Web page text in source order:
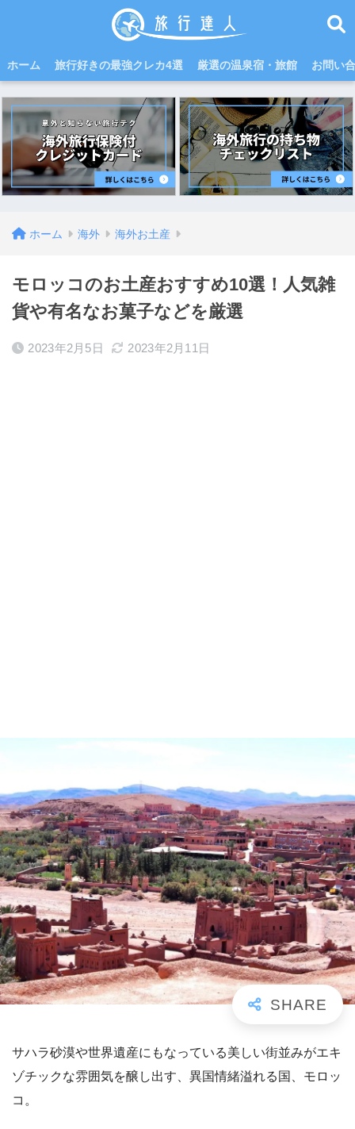
ホーム 旅行好きの最強クレカ4選 厳選の温泉宿・旅館 お問い
ホーム 海外 海外お土産
モロッコのお土産おすすめ10選！人気雑
貨や有名なお菓子などを厳選
2023年2月5日 2023年2月11日
サハラ砂漠や世界遺産にもなっている美しい街並みがエキ
ゾチックな雰囲気を醸し出す、異国情緒溢れる国、モロッ
コ。